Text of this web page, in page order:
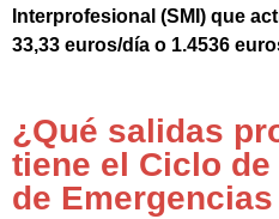
Interprofesional (SMI) que
33,33 euros/día o 1.4536
¿Qué salidas
tiene el Ciclo
de